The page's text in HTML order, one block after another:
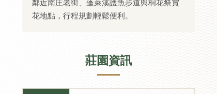
鄰近南庄老街、蓬萊溪護魚步道與桐花祭賞
花地點，行程規劃輕鬆便利。
莊園資訊